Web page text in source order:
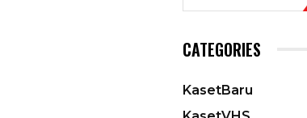
CATEGORIES
KasetBaru